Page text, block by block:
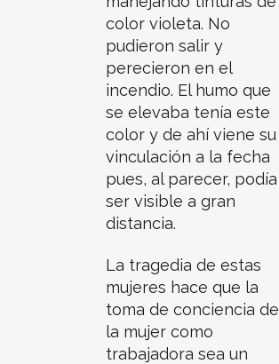
color violeta. No
pudieron salir y
perecieron en el
incendio. El humo que
se elevaba tenía este
color y de ahí viene su
vinculación a la fecha
pues, al parecer, podía
ser visible a gran
distancia.
La tragedia de estas
mujeres hace que la
toma de conciencia de
la mujer como
trabajadora sea un